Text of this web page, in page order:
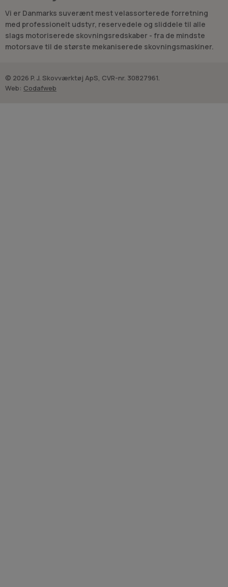
Vi er Danmarks suverænt mest velassorterede forretning
med professionelt udstyr, reservedele og sliddele til alle
slags motoriserede skovningsredskaber - fra de mindste
motorsave til de største mekaniserede skovningsmaskiner.
© 2026 P. J. Skovværktøj ApS, CVR-nr. 30827961.
Web: Codafweb